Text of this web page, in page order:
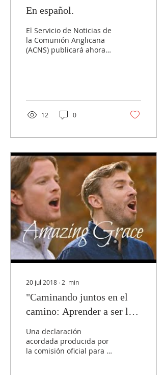
En español.
El Servicio de Noticias de
la Comunión Anglicana
(ACNS) publicará ahora
12 0
20 jul 2018 ∙ 2 min
"Caminando juntos en el
camino: Aprender a ser la
Universal"
Una declaración
acordada producida por
la comisión oficial para el